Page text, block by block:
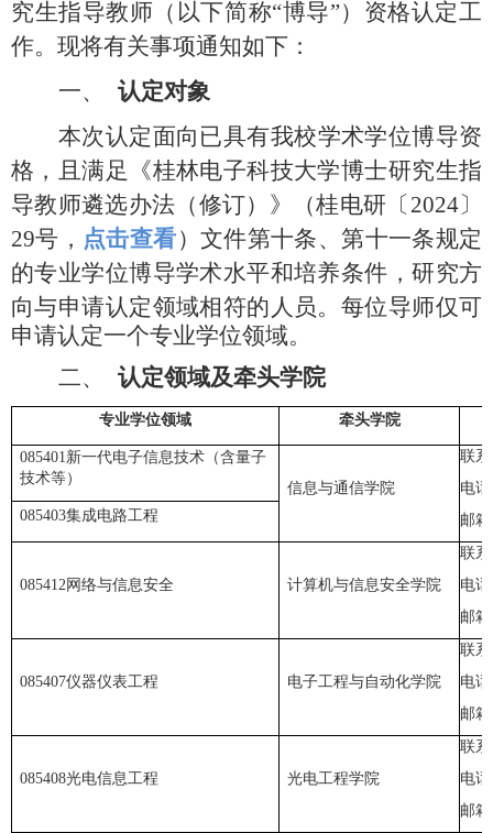
究生指导教师（以下简称“博导”）资格认定工
作。现将有关事项通知如下：
一、
认定对象
本次认定面向已具有我校学术学位博导资
格，且满足《桂林电子科技大学博士研究生指
导教师遴选办法（修订）》（桂电研〔 2024〕
29号， 点击查看）文件第十条、第十一条规定
的专业学位博导学术水平和培养条件，研究方
向与申请认定领域相符的人员。 每位导师仅可
申请认定一个专业学位领域。
二、
认定领域及牵头学院
专业学位领域 牵头学院
085401 新一代电子信息技术（含量子
技术等）
信息与通信学院
联
电
邮
085403集成电路工程
085412网络与信息安全 计算机与信息安全学院
联
电
邮
085407仪器仪表工程 电子工程与自动化学院
联
电
邮
085408光电信息工程 光电工程学院
联
电
邮